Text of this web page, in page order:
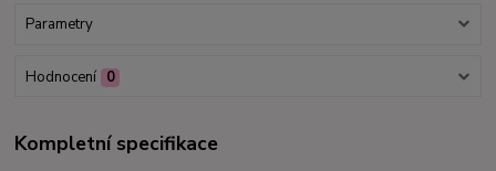
Parametry
Hodnocení 0
Kompletní specifikace